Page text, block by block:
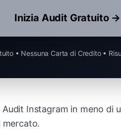
Inizia Audit Gratuito →
• Nessuna Carta di Credito •
Instagram in meno di
mercato.